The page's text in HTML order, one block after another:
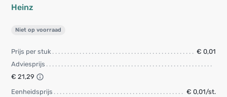
Heinz
Niet op voorraad
Prijs per stuk
€ 0,01
Adviesprijs
€ 21,29
Eenheidsprijs
€ 0,01/st.